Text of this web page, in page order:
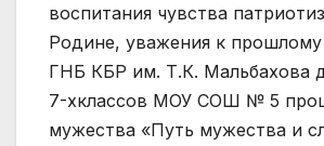
воспитания чувства
Родине, уважения к
ГНБ КБР им. Т.К. Мальбахова
7-хклассов МОУ СОШ № 5
мужества «Путь мужества и